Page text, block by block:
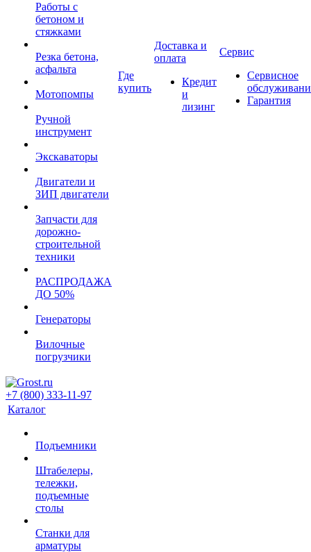
Работы с
бетоном и
стяжками
Резка бетона,
асфальта
Мотопомпы
Ручной
инструмент
Экскаваторы
Двигатели и
ЗИП двигатели
Запчасти для
дорожно-
строительной
техники
РАСПРОДАЖА
ДО 50%
Генераторы
Вилочные
погрузчики
Где
купить
Доставка и
оплата
Кредит
и
лизинг
Сервис
Сервисное
Гарантия
+7 (800) 333-11-97
Каталог
Подъемники
Штабелеры,
тележки,
подъемные
столы
Станки для
арматуры